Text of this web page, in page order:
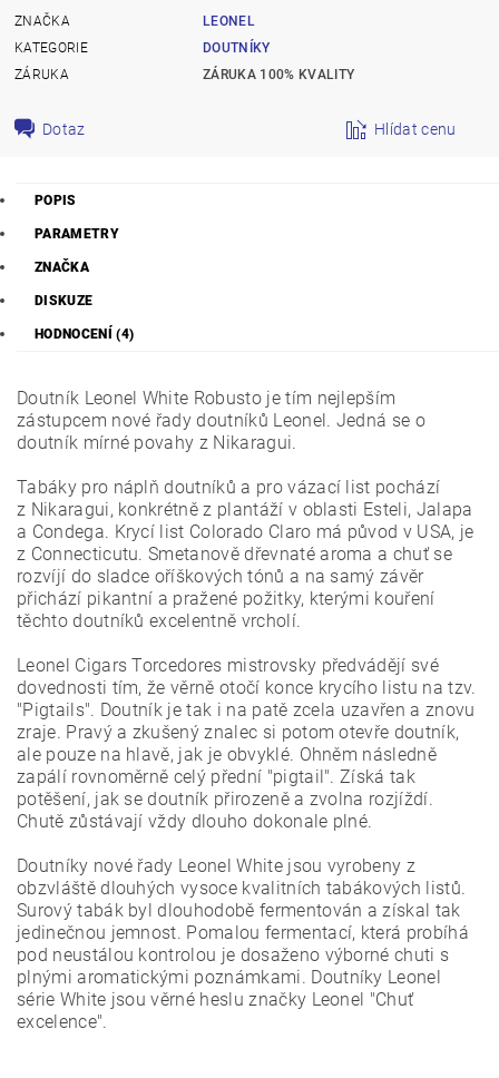
ZNAČKA
LEONEL
KATEGORIE
DOUTNÍKY
ZÁRUKA
ZÁRUKA 100% KVALITY
Dotaz Hlídat cenu
POPIS
PARAMETRY
ZNAČKA
DISKUZE
HODNOCENÍ (4)
Doutník Leonel White Robusto je tím nejlepším
zástupcem nové řady doutníků Leonel. Jedná se o
doutník mírné povahy z Nikaragui.
Tabáky pro náplň doutníků a pro vázací list pochází
z Nikaragui, konkrétně z plantáží v oblasti Esteli, Jalapa
a Condega. Krycí list Colorado Claro má původ v USA, je
z Connecticutu. Smetanově dřevnaté aroma a chuť se
rozvíjí do sladce oříškových tónů a na samý závěr
přichází pikantní a pražené požitky, kterými kouření
těchto doutníků excelentně vrcholí.
Leonel Cigars Torcedores mistrovsky předvádějí své
dovednosti tím, že věrně otočí konce krycího listu na tzv.
"Pigtails". Doutník je tak i na patě zcela uzavřen a znovu
zraje. Pravý a zkušený znalec si potom otevře doutník,
ale pouze na hlavě, jak je obvyklé. Ohněm následně
zapálí rovnoměrně celý přední "pigtail". Získá tak
potěšení, jak se doutník přirozeně a zvolna rozjíždí.
Chutě zůstávají vždy dlouho dokonale plné.
Doutníky nové řady Leonel White jsou vyrobeny z
obzvláště dlouhých vysoce kvalitních tabákových listů.
Surový tabák byl dlouhodobě fermentován a získal tak
jedinečnou jemnost. Pomalou fermentací, která probíhá
pod neustálou kontrolou je dosaženo výborné chuti s
plnými aromatickými poznámkami. Doutníky Leonel
série White jsou věrné heslu značky Leonel "Chuť
excelence".